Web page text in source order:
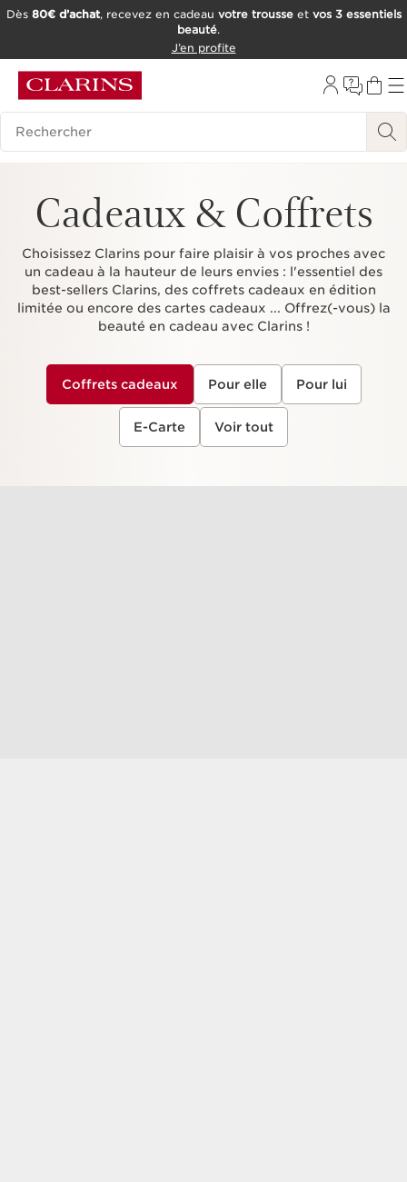
OUTIL D'ACCESSIBILITÉ
Dès 80€ d’achat, recevez en cadeau votre trousseet vos 3 essentiels
beauté.
J’en profite
Historique des recherches
Cadeaux & Coffrets
Choisissez Clarins pour faire plaisir à vos proches avec
un cadeau à la hauteur de leurs envies : l'essentiel des
best-sellers Clarins, des coffrets cadeaux en édition
limitée ou encore des cartes cadeaux ... Offrez(-vous) la
beauté en cadeau avec Clarins !
Coffrets cadeaux Pour elle Pour lui
E-Carte Voir tout